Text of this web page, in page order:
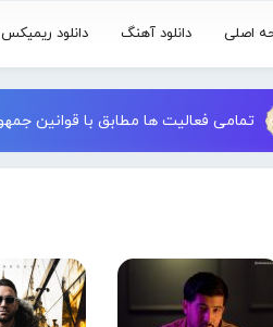
اصلی دانلود آهنگ دانلود ریمیکس
تمامی فعالیت ها مطابق با قوانین